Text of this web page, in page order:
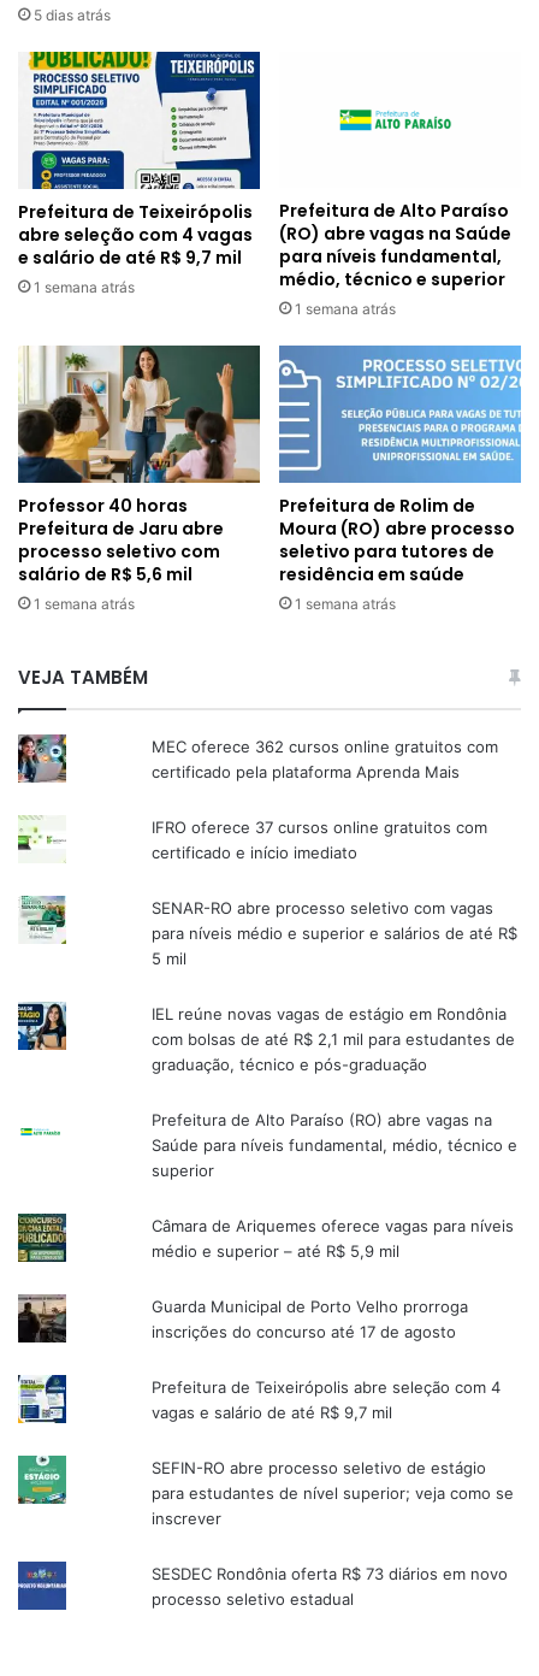
5 dias atrás
Prefeitura de Teixeirópolis
abre seleção com 4 vagas
e salário de até R$ 9,7 mil
1 semana atrás
Prefeitura de Alto Paraíso
(RO) abre vagas na Saúde
para níveis fundamental,
médio, técnico e superior
1 semana atrás
Professor 40 horas
Prefeitura de Jaru abre
processo seletivo com
salário de R$ 5,6 mil
1 semana atrás
Prefeitura de Rolim de
Moura (RO) abre processo
seletivo para tutores de
residência em saúde
1 semana atrás
VEJA TAMBÉM
MEC oferece 362 cursos online gratuitos com
certificado pela plataforma Aprenda Mais
IFRO oferece 37 cursos online gratuitos com
certificado e início imediato
SENAR-RO abre processo seletivo com vagas
para níveis médio e superior e salários de até R$
5 mil
IEL reúne novas vagas de estágio em Rondônia
com bolsas de até R$ 2,1 mil para estudantes de
graduação, técnico e pós-graduação
Prefeitura de Alto Paraíso (RO) abre vagas na
Saúde para níveis fundamental, médio, técnico e
superior
Câmara de Ariquemes oferece vagas para níveis
médio e superior – até R$ 5,9 mil
Guarda Municipal de Porto Velho prorroga
inscrições do concurso até 17 de agosto
Prefeitura de Teixeirópolis abre seleção com 4
vagas e salário de até R$ 9,7 mil
SEFIN-RO abre processo seletivo de estágio
para estudantes de nível superior; veja como se
inscrever
SESDEC Rondônia oferta R$ 73 diários em novo
processo seletivo estadual